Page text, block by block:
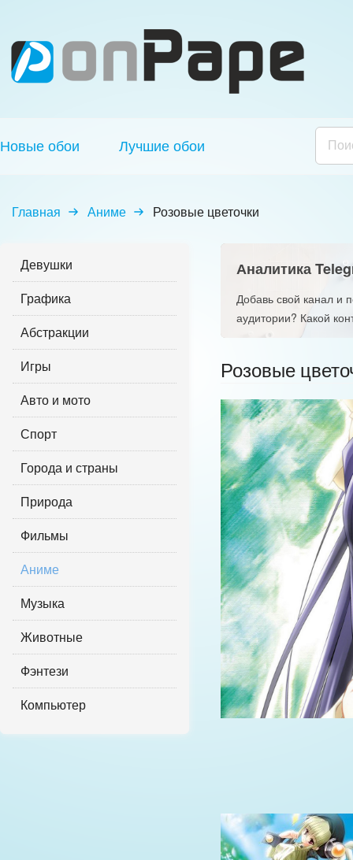
Новые обои Лучшие обои
Главная Аниме Розовые цветочки
Девушки
Графика
Абстракции
Игры
Авто и мото
Спорт
Города и страны
Природа
Фильмы
Аниме
Музыка
Животные
Фэнтези
Компьютер
Аналитика
Добавь свой канал и
аудитории? Какой
Розовые